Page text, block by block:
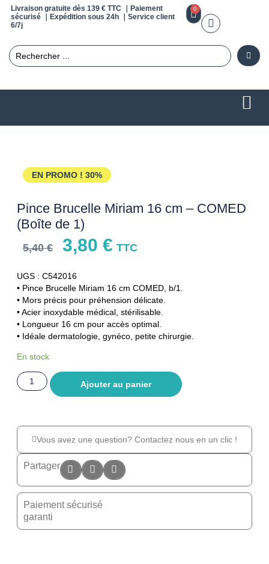
Livraison gratuite dès 139 € TTC ｜Paiement
sécurisé ｜Expédition sous 24h ｜Service client
6/7j
0
EN PROMO ! 30%
Pince Brucelle Miriam 16 cm – COMED
(Boîte de 1)
5,40€ 3,80 € TTC
UGS : C542016
• Pince Brucelle Miriam 16 cm COMED, b/1.
• Mors précis pour préhension délicate.
• Acier inoxydable médical, stérilisable.
• Longueur 16 cm pour accès optimal.
• Idéale dermatologie, gynéco, petite chirurgie.
En stock
Ajouter au panier
Vous avez une question? Contactez nous en un clic !
Partager
Paiement sécurisé
garanti